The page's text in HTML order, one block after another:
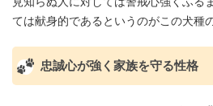
ては献身的であるというのがこの犬種
忠誠心が強く家族を守る性格